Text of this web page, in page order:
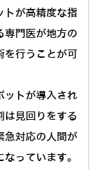
トが高精度な指
専門医が地方の
行うことが可
ットが導入され
は見回りをする
急対応の人間が
っています。